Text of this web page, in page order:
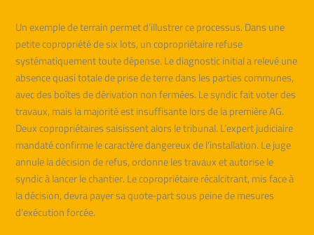
Un exemple de terrain permet d’illustrer ce processus. Dans une
petite copropriété de six lots, un copropriétaire refuse
systématiquement toute dépense. Le diagnostic initial a relevé une
absence quasi totale de prise de terre dans les parties communes,
avec des boîtes de dérivation non fermées. Le syndic fait voter des
travaux, mais la majorité est insuffisante lors de la première AG.
Deux copropriétaires saisissent alors le tribunal. L’expert judiciaire
mandaté confirme le caractère dangereux de l’installation. Le juge
annule la décision de refus, ordonne les travaux et autorise le
syndic à lancer le chantier. Le copropriétaire récalcitrant, mis face à
la décision, devra payer sa quote‑part sous peine de mesures
d’exécution forcée.